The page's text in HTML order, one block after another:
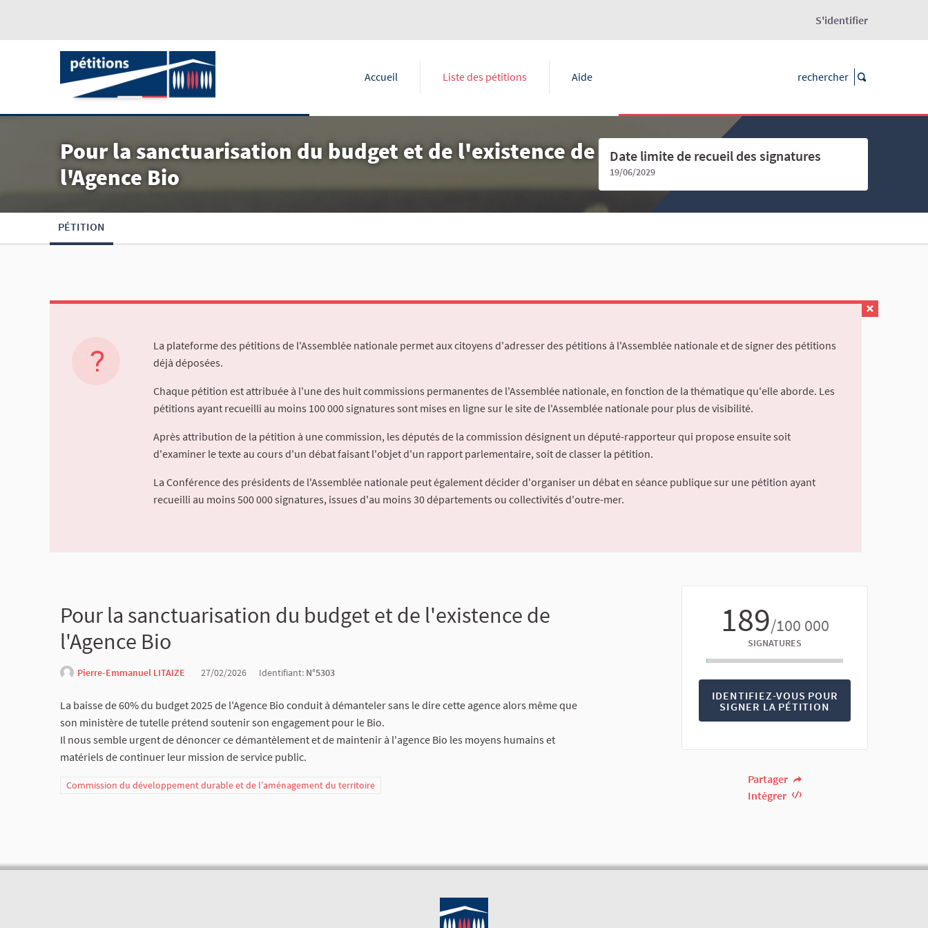
S'identifier
Accueil Liste des pétitions Aide
Pour la sanctuarisation du budget et de l'existence de
l'Agence Bio
Date limite de recueil des signatures
19/06/2029
PÉTITION
La plateforme des pétitions de l'Assemblée nationale permet aux citoyens d'adresser des pétitions à l'Assemblée nationale et de signer des pétitions
déjà déposées.
Chaque pétition est attribuée à l'une des huit commissions permanentes de l'Assemblée nationale, en fonction de la thématique qu'elle aborde. Les
pétitions ayant recueilli au moins 100 000 signatures sont mises en ligne sur le site de l'Assemblée nationale pour plus de visibilité.
Après attribution de la pétition à une commission, les députés de la commission désignent un député-rapporteur qui propose ensuite soit
d'examiner le texte au cours d'un débat faisant l'objet d'un rapport parlementaire, soit de classer la pétition.
La Conférence des présidents de l'Assemblée nationale peut également décider d'organiser un débat en séance publique sur une pétition ayant
recueilli au moins 500 000 signatures, issues d'au moins 30 départements ou collectivités d'outre-mer.
189/100 000
SIGNATURES
IDENTIFIEZ-VOUS POUR
SIGNER LA PÉTITION
Partager
Intégrer
Pour la sanctuarisation du budget et de l'existence de
l'Agence Bio
Pierre-Emmanuel LITAIZE 27/02/2026 Identifiant: N°5303
La baisse de 60% du budget 2025 de l'Agence Bio conduit à démanteler sans le dire cette agence alors même que
son ministère de tutelle prétend soutenir son engagement pour le Bio.
Il nous semble urgent de dénoncer ce démantèlement et de maintenir à l'agence Bio les moyens humains et
matériels de continuer leur mission de service public.
Commission du développement durable et de l’aménagement du territoire